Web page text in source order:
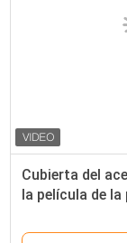
Cubierta del
la película de la
Machine OPP